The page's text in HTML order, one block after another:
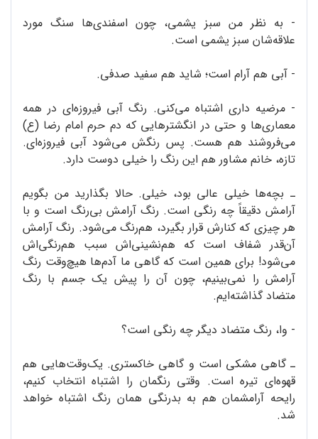
- به نظر من سبز یشمی، چون اسفندی‌ها سنگ مورد
علاقه‌شان سبز یشمی است.
- آبی هم آرام است؛ شاید هم سفید صدفی.
- مرضیه داری اشتباه می‌کنی. رنگ آبی فیروزه‌ای در همه
معماری‌ها و حتی در انگشترهایی که دم حرم امام رضا (ع)
می‌فروشند هم هست. پس رنگش می‌شود آبی فیروزه‌ای.
تازه، خانم مشاور هم این رنگ را خیلی دوست دارد.
ـ بچه‌ها خیلی عالی بود، خیلی. حالا بگذارید من بگویم
آرامش دقیقاً چه رنگی است. رنگ آرامش بی‌رنگ است و با
هر چیزی که کنارش قرار بگیرد، هم‌رنگ می‌شود. رنگ آرامش
آن‌قدر شفاف است که هم‌نشینی‌اش سبب هم‌رنگی‌اش
می‌شود! برای همین است که گاهی ما آدم‌ها هیچ‌وقت رنگ
آرامش را نمی‌بینیم، چون آن را پیش یک جسم با رنگ
متضاد گذاشته‌ایم.
- وا، رنگ متضاد دیگر چه رنگی است؟
ـ گاهی مشکی است و گاهی خاکستری. یک‌وقت‌هایی هم
قهوه‌ای تیره است. وقتی رنگمان را اشتباه انتخاب کنیم،
رایحه آرامشمان هم به بدرنگی همان رنگ اشتباه خواهد
شد.